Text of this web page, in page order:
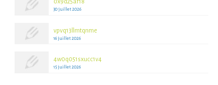
30 juillet 2026
vpvq13llmtqnme
16 juillet 2026
4w0q051sxucc1v4
15 juillet 2026